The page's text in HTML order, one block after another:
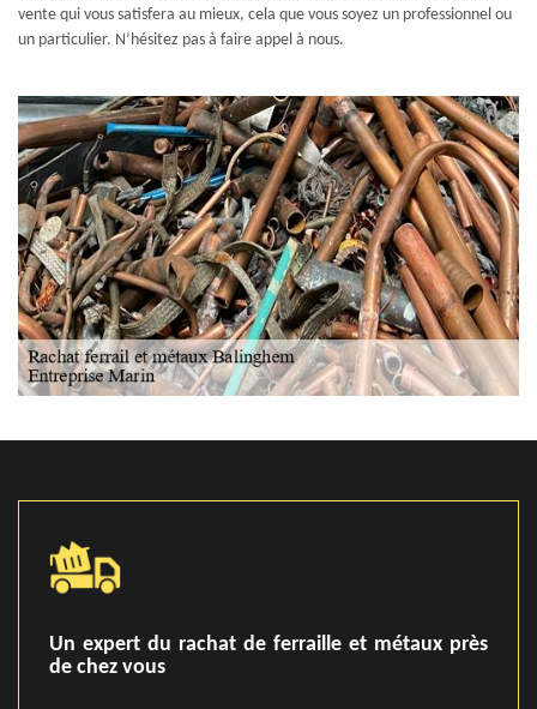
vente qui vous satisfera au mieux, cela que vous soyez un professionnel ou
un particulier. N’hésitez pas à faire appel à nous.
Un expert du rachat de ferraille et métaux près
de chez vous